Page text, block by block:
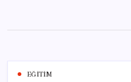
content
EĞITIM